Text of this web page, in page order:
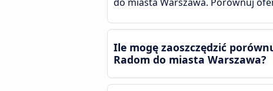
Ile mogę zaoszczędzić
Radom do miasta Warszawa?